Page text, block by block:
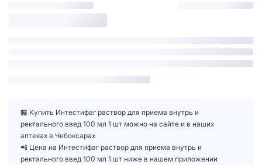
🏪 Купить Интестифаг раствор для приема внутрь и
ректального введ 100 мл 1 шт можно на сайте и в наших
аптеках в Чебоксарах
📲 Цена на Интестифаг раствор для приема внутрь и
ректального введ 100 мл 1 шт ниже в нашем приложении